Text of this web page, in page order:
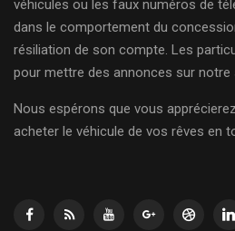
véhicules ou les faux numéros de
dans le comportement du
résiliation de son compte. Les
pour mettre des annonces sur notre
Nous espérons que vous
acheter le véhicule de vos rêves en